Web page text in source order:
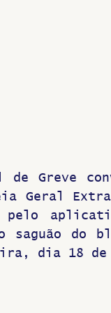
de Greve
Geral
saguão do
dia 18 de